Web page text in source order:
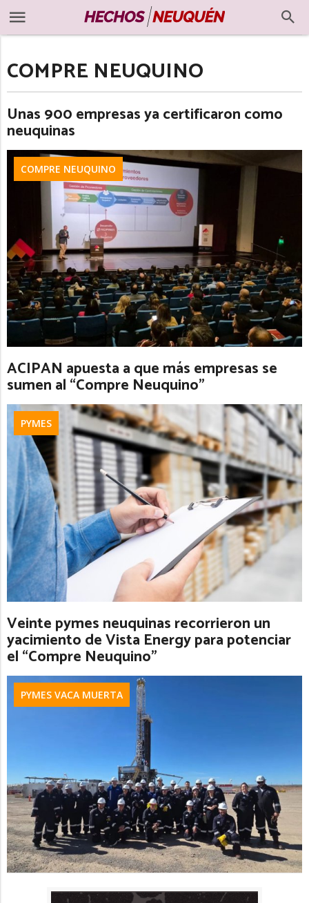
COMPRE NEUQUINO
Unas 900 empresas ya certificaron como
neuquinas
COMPRE NEUQUINO
ACIPAN apuesta a que más empresas se
sumen al “Compre Neuquino”
PYMES
Veinte pymes neuquinas recorrieron un
yacimiento de Vista Energy para potenciar
el “Compre Neuquino”
PYMES VACA MUERTA